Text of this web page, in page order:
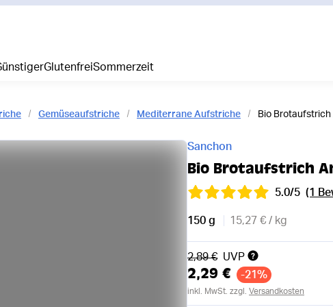
Glutenfrei Sommerzeit
Gemüseaufstriche Mediterrane Aufstriche Bio
Sanchon
Bio Brotaufstrich
5.0/5 (1
150 g 15,27 € / kg
Alter Preis
2,89 € UVP
2,29 € -21%
inkl. MwSt. zzgl. Versandkosten